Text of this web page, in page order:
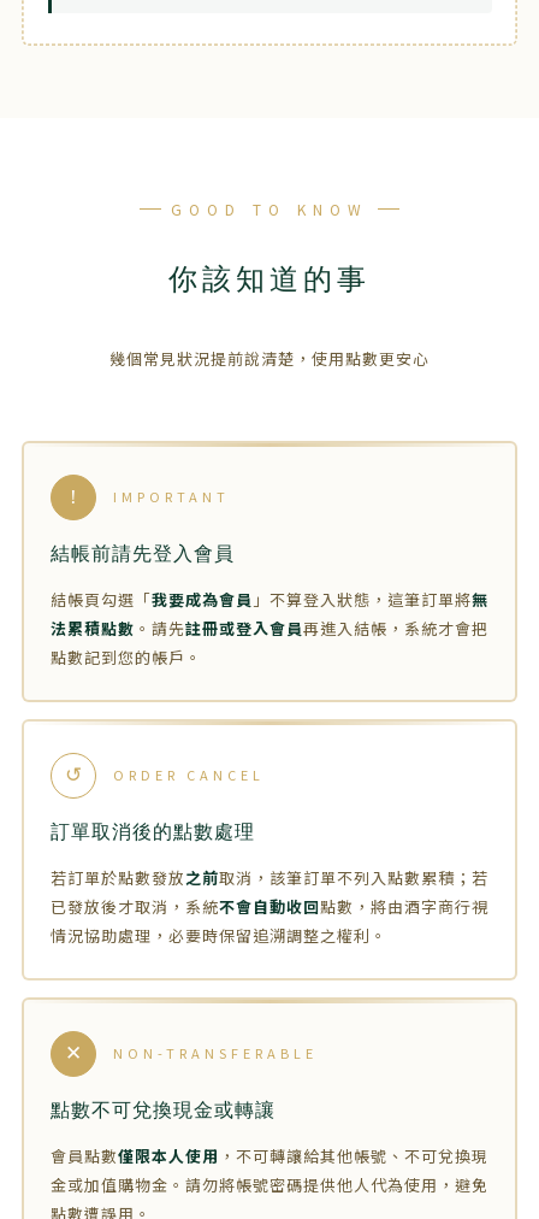
GOOD TO KNOW
你該知道的事
幾個常見狀況提前說清楚，使用點數更安心
! IMPORTANT
結帳前請先登入會員
結帳頁勾選「我要成為會員 」不算登入狀態，這筆訂單將無
法累積點數 。請先註冊或登入會員再進入結帳，系統才會把
點數記到您的帳戶。
↺ ORDER CANCEL
訂單取消後的點數處理
若訂單於點數發放之前取消，該筆訂單不列入點數累積；若
已發放後才取消，系統不會自動收回點數，將由酒字商行視
情況協助處理，必要時保留追溯調整之權利。
✕ NON-TRANSFERABLE
點數不可兌換現金或轉讓
會員點數僅限本人使用 ，不可轉讓給其他帳號、不可兌換現
金或加值購物金。請勿將帳號密碼提供他人代為使用，避免
點數遭誤用。